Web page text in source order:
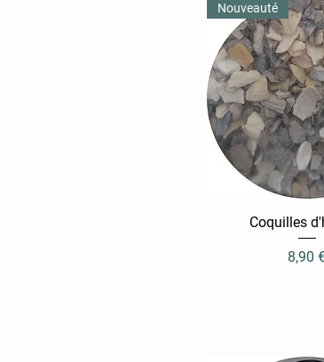
Aperçu
Nouveauté
Coquilles
Prix
8,90